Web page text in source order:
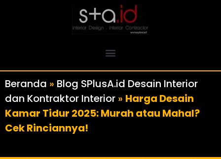
Beranda » Blog SPlusA.id Desain Interior
dan Kontraktor Interior » Harga Desain
Kamar Tidur 2025: Murah atau Mahal?
Cek Rinciannya!